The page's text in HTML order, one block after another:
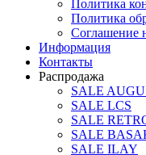
Политика
Политика
Соглашение
Информация
Контакты
Распродажа
SALE
SALE LCS
SALE
SALE
SALE ILAY